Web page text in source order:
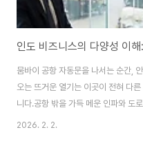
뭄바이 공항 자동문을 나서는 순간,
오는 뜨거운 열기는 이곳이 전혀 다
니다.공항 밖을 가득 메운 인파와 도
적 소리는 처음엔 무질서한 소음처럼
2026. 2. 2.